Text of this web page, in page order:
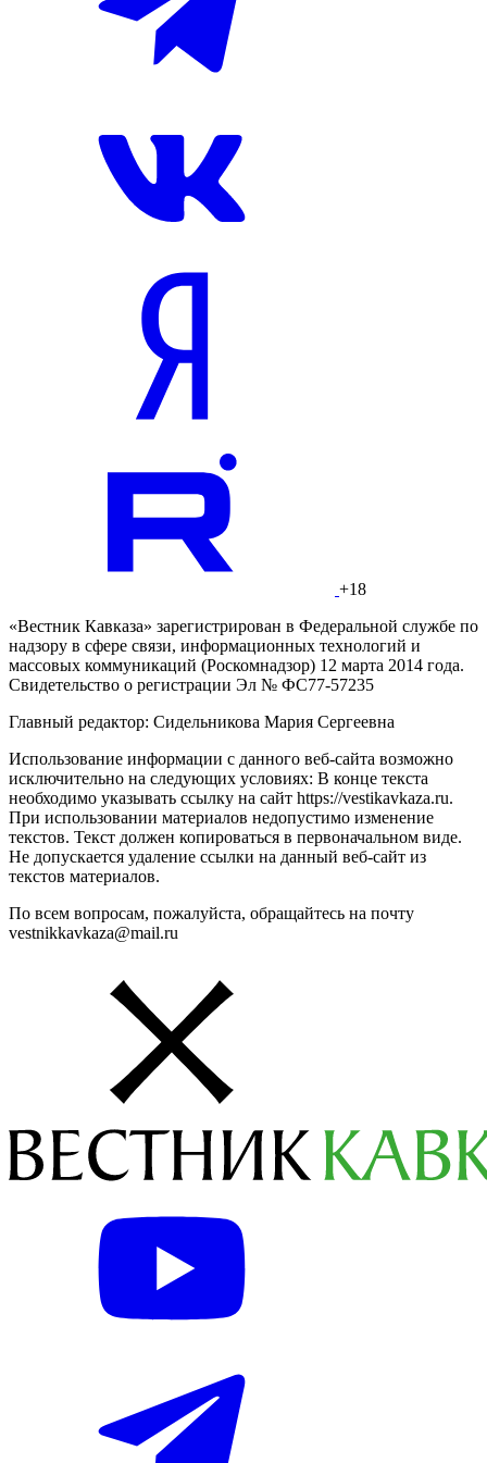
+18
«Вестник Кавказа» зарегистрирован в Федеральной службе по
надзору в сфере связи, информационных технологий и
массовых коммуникаций (Роскомнадзор) 12 марта 2014 года.
Свидетельство о регистрации Эл № ФС77-57235
Главный редактор: Сидельникова Мария Сергеевна
Использование информации с данного веб-сайта возможно
исключительно на следующих условиях: В конце текста
необходимо указывать ссылку на сайт https://vestikavkaza.ru.
При использовании материалов недопустимо изменение
текстов. Текст должен копироваться в первоначальном виде.
Не допускается удаление ссылки на данный веб-сайт из
текстов материалов.
По всем вопросам, пожалуйста, обращайтесь на почту
vestnikkavkaza@mail.ru